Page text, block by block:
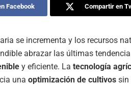
Facebook Compartir en
se incrementa y los recursos
abrazar las últimas
y eficiente. La tecnología
una optimización de cultivos sin